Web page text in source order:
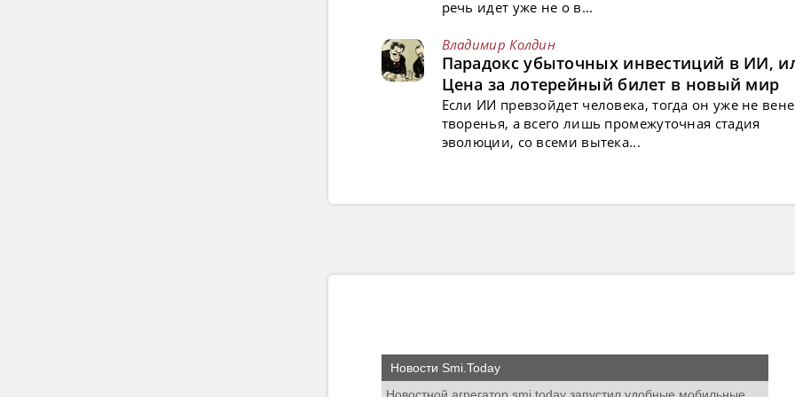
речь идет уже не о в...
Владимир Колдин
Парадокс убыточных инвестиций в ИИ,
Цена за лотерейный билет в новый мир
Если ИИ превзойдет человека, тогда он уже не
творенья, а всего лишь промежуточная стадия
эволюции, со всеми вытека...